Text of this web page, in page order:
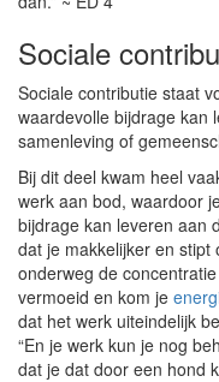
Sociale
Sociale contributie staat
waardevolle bijdrage kan
samenleving of
Bij dit deel kwam heel
werk aan bod, waardoor
bijdrage kan leveren aan
dat je makkelijker en
onderweg de
vermoeid en kom je
dat het werk uiteindelijk
“En je werk kun je nog
dat je dat door een hond